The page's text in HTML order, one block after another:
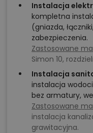
Instalacja
kompletna
(gniazda,
zabezpieczenia.
Zastosowane
Simon 10,
Instalacja
instalacja
bez armatury,
Zastosowane
instalacja
grawitacyjna.